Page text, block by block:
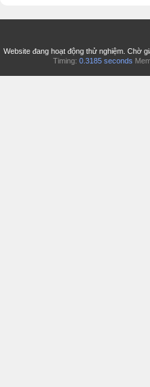
Website đang hoạt động thử nghiệm. Chờ
Timing: 0.3185 seconds